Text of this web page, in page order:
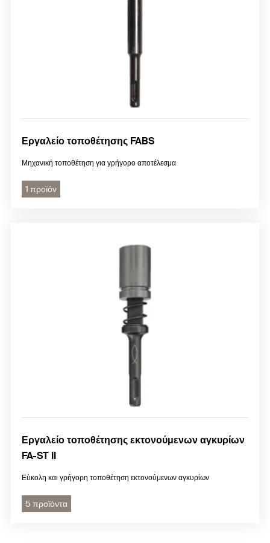
Εργαλείο τοποθέτησης FABS
Μηχανική τοποθέτηση για γρήγορο αποτέλεσμα
1 προϊόν
Εργαλείο τοποθέτησης εκτονούμενων αγκυρίων
FA-ST II
Εύκολη και γρήγορη τοποθέτηση εκτονούμενων αγκυρίων
5 προϊόντα